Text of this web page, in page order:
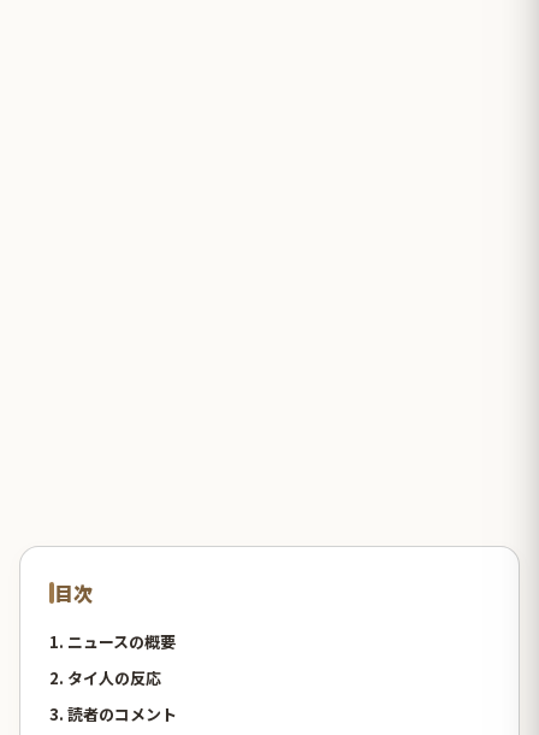
目次
1. ニュースの概要
2. タイ人の反応
3. 読者のコメント